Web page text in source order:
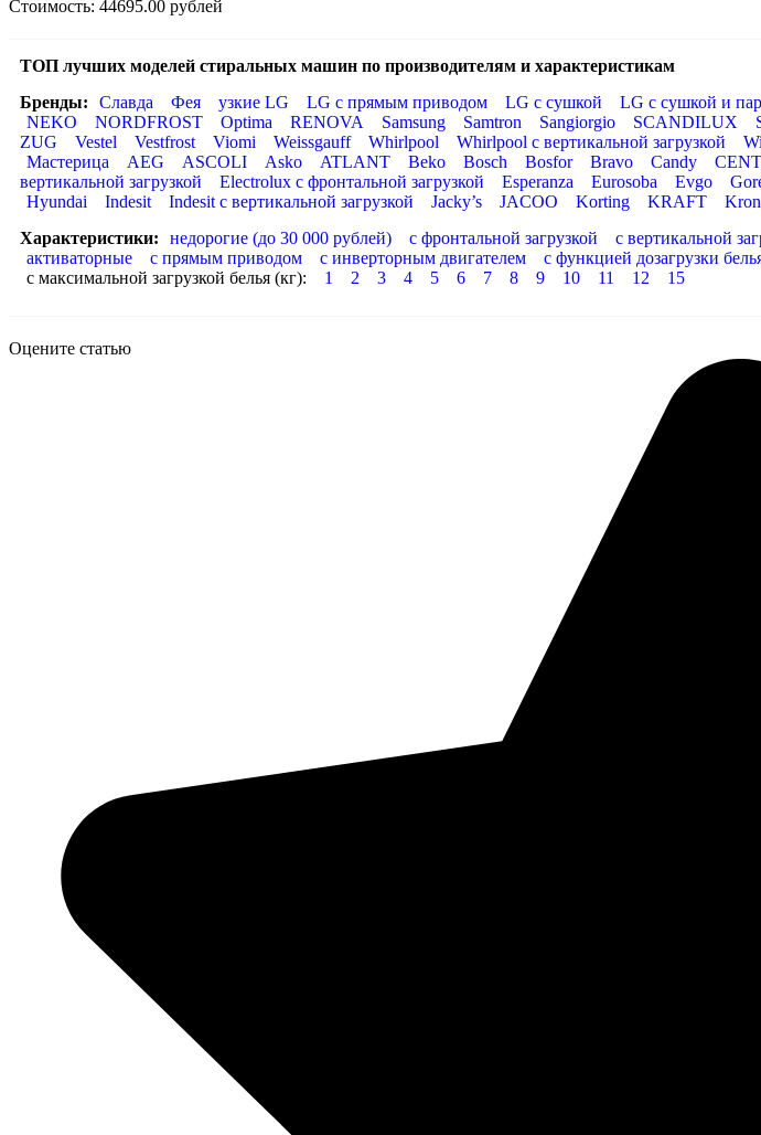
Стоимость: 44695.00 рублей
ТОП лучших моделей стиральных машин по производителям и характеристикам
Бренды:
Славда Фея узкие LG LG с прямым приводом LG с сушкой LG с сушкой и
NEKO
NORDFROST Optima RENOVA Samsung Samtron Sangiorgio SCANDILUX
ZUG
Vestel Vestfrost Viomi Weissgauff Whirlpool Whirlpool с вертикальной загрузкой
Мастерица
AEG ASCOLI Asko ATLANT Beko Bosch Bosfor Bravo Candy
вертикальной загрузкой
Electrolux с фронтальной загрузкой Esperanza Eurosoba Evgo
Hyundai
Indesit Indesit с вертикальной загрузкой Jacky’s JACOO Korting KRAFT
Характеристики:
недорогие (до 30 000 рублей) с фронтальной загрузкой с вертикальной
активаторные
с прямым приводом с инверторным двигателем с функцией дозагрузки
с максимальной загрузкой белья (кг):
1 2 3 4 5 6 7 8 9 10 11 12 15
Оцените статью